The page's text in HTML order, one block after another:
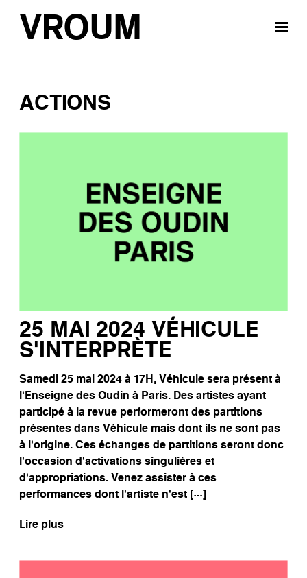
VROUM
ACTIONS
25 MAI 2024 VÉHICULE
S’INTERPRÈTE
Samedi 25 mai 2024 à 17H, Véhicule sera présent à
l’Enseigne des Oudin à Paris. Des artistes ayant
participé à la revue performeront des partitions
présentes dans Véhicule mais dont ils ne sont pas
à l’origine. Ces échanges de partitions seront donc
l’occasion d’activations singulières et
d’appropriations. Venez assister à ces
performances dont l’artiste n’est […]
Lire plus